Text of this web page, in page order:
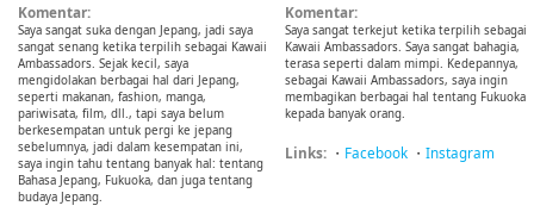
Komentar:
Saya sangat suka dengan Jepang, jadi saya
sangat senang ketika terpilih sebagai Kawaii
Ambassadors. Sejak kecil, saya
mengidolakan berbagai hal dari Jepang,
seperti makanan, fashion, manga,
pariwisata, film, dll., tapi saya belum
berkesempatan untuk pergi ke jepang
sebelumnya, jadi dalam kesempatan ini,
saya ingin tahu tentang banyak hal: tentang
Bahasa Jepang, Fukuoka, dan juga tentang
budaya Jepang.
Komentar:
Saya sangat terkejut ketika terpilih sebagai
Kawaii Ambassadors. Saya sangat bahagia,
terasa seperti dalam mimpi. Kedepannya,
sebagai Kawaii Ambassadors, saya ingin
membagikan berbagai hal tentang Fukuoka
kepada banyak orang.
Links: ・ Facebook ・ Instagram